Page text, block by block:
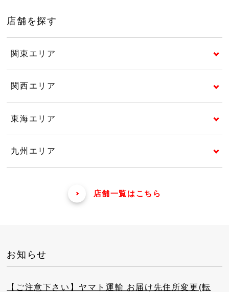
店舗を探す
関東エリア
関西エリア
東海エリア
九州エリア
店舗一覧はこちら
お知らせ
【ご注意下さい】ヤマト運輸 お届け先住所変更(転